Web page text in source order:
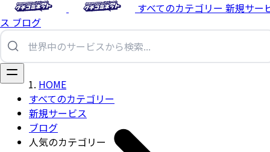
すべてのカテゴリー 新規サー
ス ブログ
すべてのカテゴリー
新規サービス
ブログ
人気のカテゴリー
HOME